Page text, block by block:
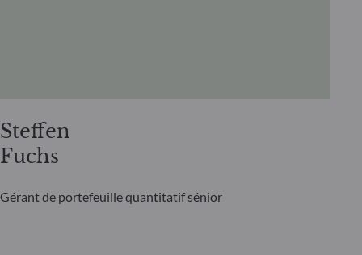
Steffen
Fuchs
Gérant de portefeuille quantitatif sénior